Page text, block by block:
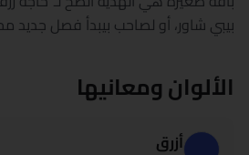
بيبي شاور، أو لصاحب بيبدأ فصل جديد
الألوان ومعانيها
أزرق